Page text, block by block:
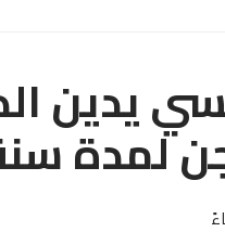
يدين
لمدة